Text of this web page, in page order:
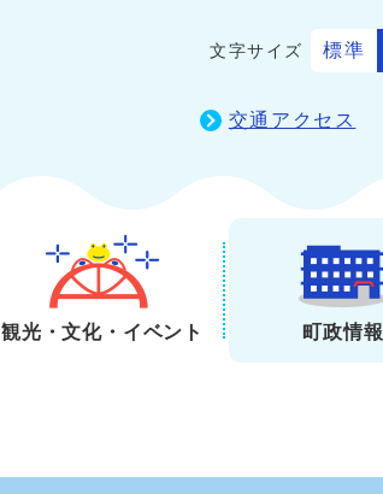
文字サイズ 標準
交通アクセス
観光・文化・イベント 町政情報